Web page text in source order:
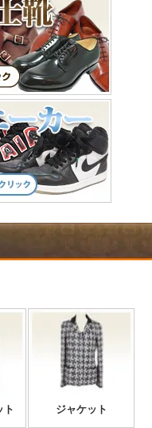
ト ジャケット